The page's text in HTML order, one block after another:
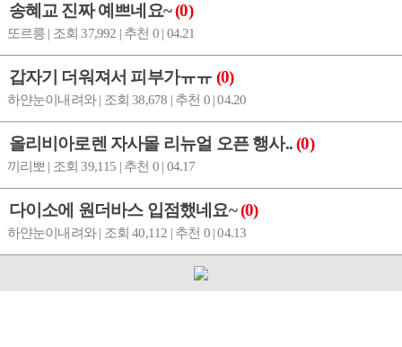
송혜교 진짜 예쁘네요~(0)
또르릉 | 조회 37,992 | 추천 0 | 04.21
갑자기 더워져서 피부가ㅠㅠ (0)
하얀눈이내려와 | 조회 38,678 | 추천 0 | 04.20
올리비아로렌 자사몰 리뉴얼 오픈 행사..(0)
끼리뽀 | 조회 39,115 | 추천 0 | 04.17
다이소에 원더바스 입점했네요~(0)
하얀눈이내려와 | 조회 40,112 | 추천 0 | 04.13